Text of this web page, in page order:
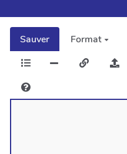
Sauver
Format